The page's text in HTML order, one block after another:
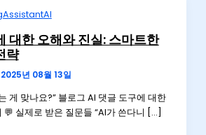
대한 오해와 진실: 스마트한
략
2025년 08월 13일
게 맞나요?” 블로그 AI 댓글 도구에 대한
💬 실제로 받은 질문들 “AI가 쓴다니 […]